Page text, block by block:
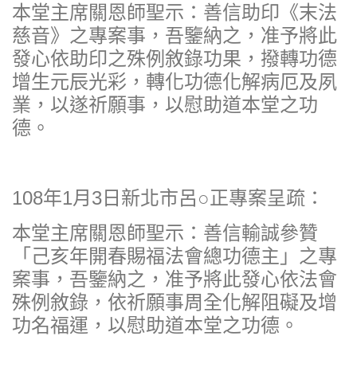
本堂主席關恩師聖示：善信助印《末法
慈音》之專案事，吾鑒納之，准予將此
發心依助印之殊例敘錄功果，撥轉功德
增生元辰光彩，轉化功德化解病厄及夙
業，以遂祈願事，以慰助道本堂之功
德。
108年1月3日新北市呂○正專案呈疏：
本堂主席關恩師聖示：善信輸誠參贊
「己亥年開春賜福法會總功德主」之專
案事，吾鑒納之，准予將此發心依法會
殊例敘錄，依祈願事周全化解阻礙及增
功名福運，以慰助道本堂之功德。